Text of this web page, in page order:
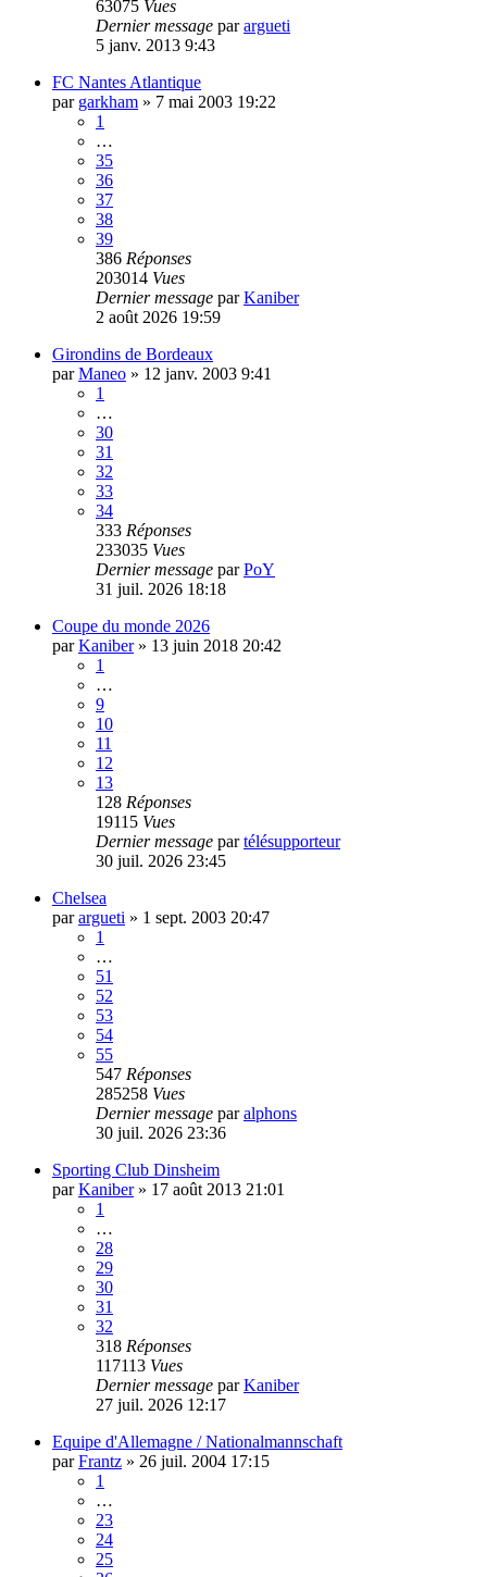
63075 Vues
Dernier message parargueti
5 janv. 2013 9:43
FC Nantes Atlantique
par garkham » 7 mai 2003 19:22
1
…
35
36
37
38
39
386 Réponses
203014 Vues
Dernier message parKaniber
2 août 2026 19:59
Girondins de Bordeaux
parManeo » 12 janv. 2003 9:41
1
…
30
31
32
33
34
333 Réponses
233035 Vues
Dernier message parPoY
31 juil. 2026 18:18
Coupe du monde 2026
parKaniber» 13 juin 2018 20:42
1
…
9
10
11
12
13
128 Réponses
19115 Vues
Dernier message partélésupporteur
30 juil. 2026 23:45
Chelsea
parargueti » 1 sept. 2003 20:47
1
…
51
52
53
54
55
547 Réponses
285258 Vues
Dernier message paralphons
30 juil. 2026 23:36
Sporting Club Dinsheim
parKaniber» 17 août 2013 21:01
1
…
28
29
30
31
32
318 Réponses
117113 Vues
Dernier message parKaniber
27 juil. 2026 12:17
Equipe d'Allemagne / Nationalmannschaft
parFrantz » 26 juil. 2004 17:15
1
…
23
24
25